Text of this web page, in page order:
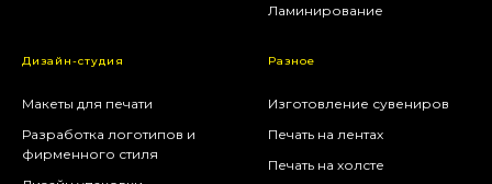
Ламинирование
Дизайн-студия
Макеты для печати
Разработка логотипов и
фирменного стиля
Разное
Изготовление сувениров
Печать на лентах
Печать на холсте